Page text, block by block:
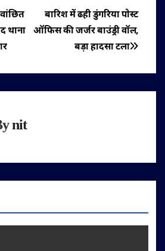
बारिश में ढही डुंगरिया पोस्ट
ऑफिस की जर्जर बाउंड्री वॉल,
बड़ा हादसा टला
थाना
nit